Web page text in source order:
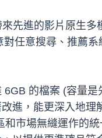
先進的影片原生多
任意搜尋、推薦
的檔案 (容量是
進，能更深入地理
市場無縫運作的